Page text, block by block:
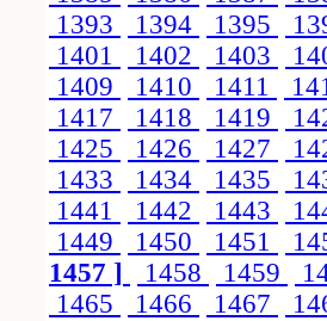
1393
1394 1395
1401
1402 1403
1409
1410 1411
1417
1418 1419
1425
1426 1427
1433
1434 1435
1441
1442 1443
1449
1450 1451
1457 ]
1458 1459
1465
1466 1467